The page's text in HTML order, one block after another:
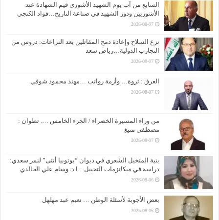
السابع من آب يوم الشهيد الأشوري قيم الشهادة عند
الأشوريين ودور الشهيد في صناعة التاريخ…فواد الكنجي
2026-08-07
نزع السلاح وإعادة دمج المقاتلين بعد النزاعات: دروس من
التجارب الدولية…رياض سعد
2026-08-07
العرق : ثروة… وأزمة رواتب …مهند محمود شوقي
2026-08-07
من وراء المسيرة الخضراء / الجزء الخامس …. تطوان :
مصطفى منيغ
2026-08-07
بنية المتخيل الشعري في ديوان “يوتوبيا أنثى” لنمر سعدي:
دراسة في ميكانزمات التخييل…ا.د. وسام علي الخالدي
2026-08-06
بعض الأجوبة لأسئلة الوطن … نعيم عبد مهلهل
2026-08-06